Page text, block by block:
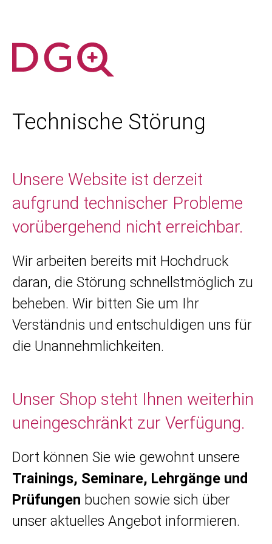
Technische Störung
Unsere Website ist derzeit
aufgrund technischer Probleme
vorübergehend nicht erreichbar.
Wir arbeiten bereits mit Hochdruck
daran, die Störung schnellstmöglich zu
beheben. Wir bitten Sie um Ihr
Verständnis und entschuldigen uns für
die Unannehmlichkeiten.
Unser Shop steht Ihnen weiterhin
uneingeschränkt zur Verfügung.
Dort können Sie wie gewohnt unsere
Trainings, Seminare, Lehrgänge und
Prüfungen buchen sowie sich über
unser aktuelles Angebot informieren.